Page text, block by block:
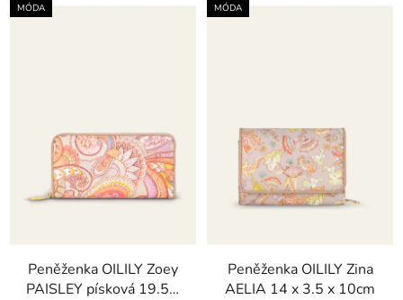
MÓDA
Peněženka OILILY Zoey
PAISLEY písková 19.5 x
MÓDA
Peněženka OILILY Zina
AELIA 14 x 3.5 x 10cm